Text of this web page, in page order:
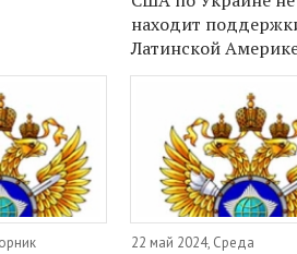
находит
Латинской
22 май 2024, Среда